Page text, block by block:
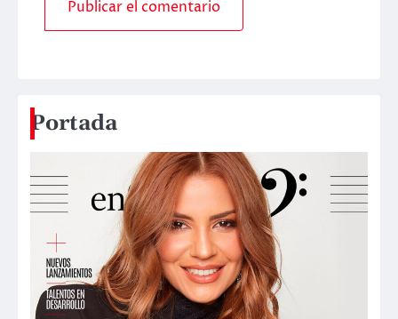
Portada